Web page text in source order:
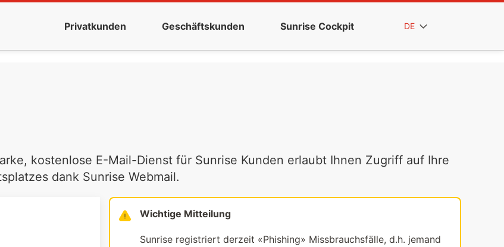
Privatkunden Geschäftskunden Sunrise Cockpit DE
kostenlose E-Mail-Dienst für Sunrise Kunden erlaubt Ihnen Zugriff auf Ihre
dank Sunrise Webmail.
Wichtige Mitteilung
Sunrise registriert derzeit «Phishing» Missbrauchsfälle, d.h. jemand